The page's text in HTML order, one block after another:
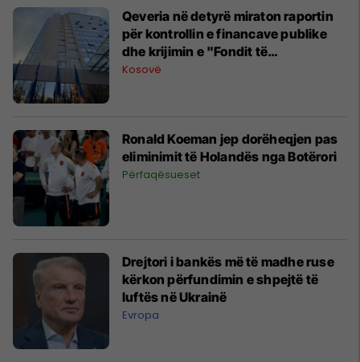
Qeveria në detyrë miraton raportin
për kontrollin e financave publike
dhe krijimin e "Fondit të
Konfiskimit"
Kosovë
Ronald Koeman jep dorëheqjen pas
eliminimit të Holandës nga Botërori
Përfaqësueset
Drejtori i bankës më të madhe ruse
kërkon përfundimin e shpejtë të
luftës në Ukrainë
Evropa